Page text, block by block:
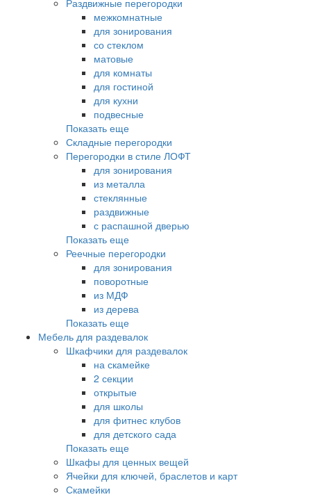
межкомнатные
для зонирования
со стеклом
матовые
для комнаты
для гостиной
для кухни
подвесные
Показать еще
Складные перегородки
Перегородки в стиле ЛОФТ
для зонирования
из металла
стеклянные
раздвижные
с распашной дверью
Показать еще
Реечные перегородки
для зонирования
поворотные
из МДФ
из дерева
Показать еще
Мебель для раздевалок
Шкафчики для раздевалок
на скамейке
2 секции
открытые
для школы
для фитнес клубов
для детского сада
Показать еще
Шкафы для ценных вещей
Ячейки для ключей, браслетов и карт
Скамейки